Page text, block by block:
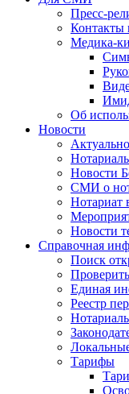
Пресс-
Контакты
Медика-
Об
Новости
Актуально
Новости
СМИ о
Нотариат
Новости
Справочная
Поиск
Единая
Реестр
Тарифы